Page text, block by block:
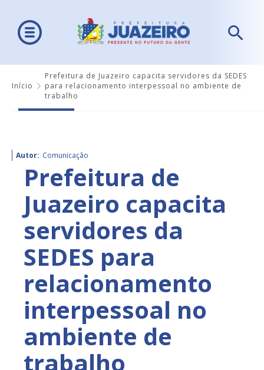
Início
Prefeitura de Juazeiro capacita servidores da SEDES
para relacionamento interpessoal no ambiente de
trabalho
Autor: Comunicação
Prefeitura de
Juazeiro capacita
servidores da
SEDES para
relacionamento
interpessoal no
ambiente de
trabalho